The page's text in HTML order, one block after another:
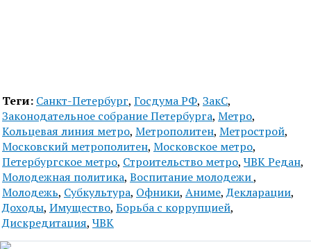
Теги: Санкт-Петербург, Госдума РФ, ЗакС,
Законодательное собрание Петербурга, Метро,
Кольцевая линия метро, Метрополитен, Метрострой,
Московский метрополитен, Московское метро,
Петербургское метро, Строительство метро, ЧВК Редан,
Молодежная политика, Воспитание молодежи,
Молодежь, Субкультура, Офники, Аниме,Декларации,
Доходы, Имущество, Борьба с коррупцией,
Дискредитация, ЧВК